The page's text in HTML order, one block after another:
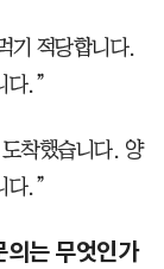
기 적당합니다.
다.”
착했습니다. 양
다.”
는 무엇인가